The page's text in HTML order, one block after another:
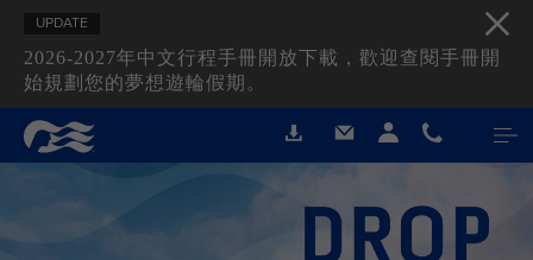
UPDATE
2026-2027年中文行程手冊開放下載，歡迎查閱手冊開
始規劃您的夢想遊輪假期。